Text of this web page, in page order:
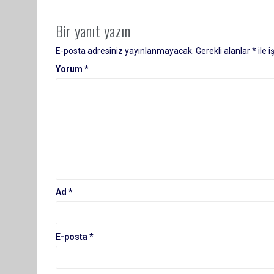
Bir yanıt yazın
E-posta adresiniz yayınlanmayacak. Gerekli alanlar*ile
Yorum *
Ad *
E-posta *